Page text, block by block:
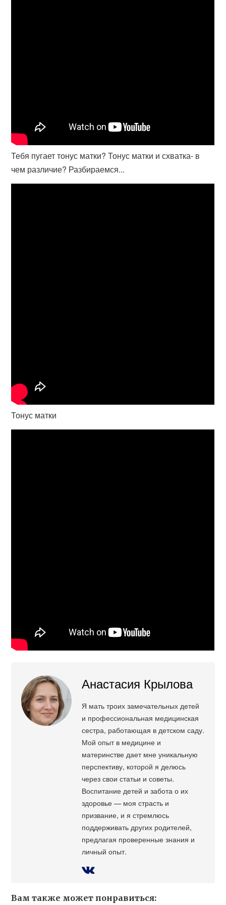
Тебя пугает тонус матки? Тонус матки и схватка- в
чем различие? Разбираемся...
Тонус матки
Анастасия Крылова
Я мать троих замечательных детей
и профессиональная медицинская
сестра, работающая в детском саду.
Мой опыт в медицине и
материнстве дает мне уникальную
перспективу, которой я делюсь
через свои статьи и советы.
Воспитание детей и забота о их
здоровье — моя страсть и
призвание, и я стремлюсь
поддерживать других родителей,
предлагая проверенные знания и
личный опыт.
Вам также может понравиться: